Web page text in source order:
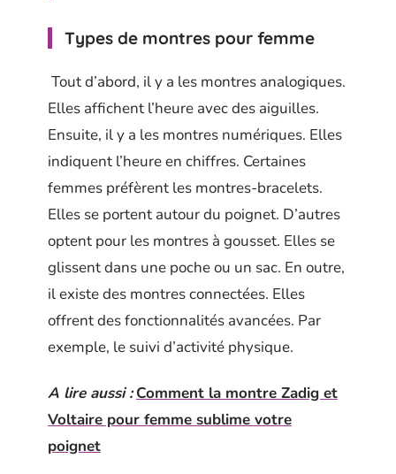
Types de montres pour femme
Tout d’abord, il y a les montres analogiques.
Elles affichent l’heure avec des aiguilles.
Ensuite, il y a les montres numériques. Elles
indiquent l’heure en chiffres. Certaines
femmes préfèrent les montres-bracelets.
Elles se portent autour du poignet. D’autres
optent pour les montres à gousset. Elles se
glissent dans une poche ou un sac. En outre,
il existe des montres connectées. Elles
offrent des fonctionnalités avancées. Par
exemple, le suivi d’activité physique.
A lire aussi : Comment la montre Zadig et
Voltaire pour femme sublime votre
poignet